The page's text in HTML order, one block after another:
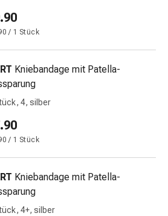
/ 1 Stück
Kniebandage mit Patella-
4, silber
/ 1 Stück
Kniebandage mit Patella-
4+, silber